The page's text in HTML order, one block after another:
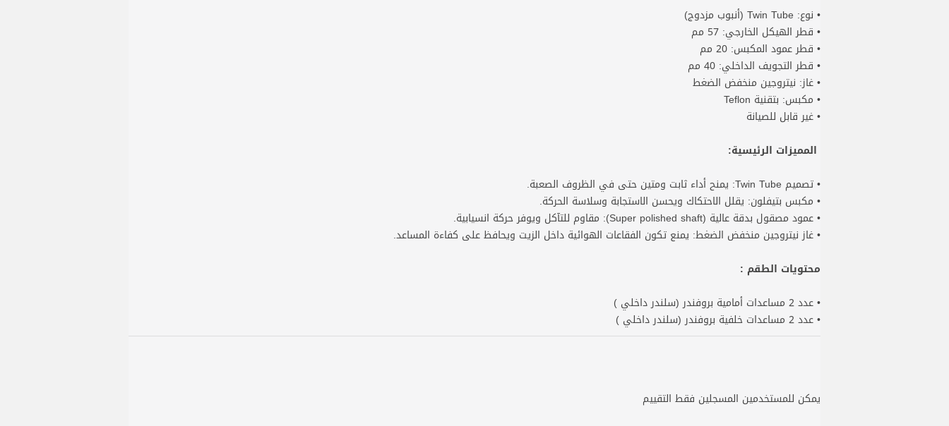
• نوع: Twin Tube (أنبوب مزدوج)
• قطر الهيكل الخارجي: 57 مم
• قطر عمود المكبس: 20 مم
• قطر التجويف الداخلي: 40 مم
• غاز: نيتروجين منخفض الضغط
• مكبس: بتقنية Teflon
• غير قابل للصيانة
المميزات الرئيسية:
• تصميم Twin Tube: يمنح أداء ثابت ومتين حتى في الظروف الصعبة.
• مكبس بتيفلون: يقلل الاحتكاك ويحسن الاستجابة وسلاسة الحركة.
• عمود مصقول بدقة عالية (Super polished shaft): مقاوم للتآكل ويوفر حركة انسيابية.
• غاز نيتروجين منخفض الضغط: يمنع تكون الفقاعات الهوائية داخل الزيت ويحافظ على كفاءة المساعد.
محتويات الطقم :
• عدد 2 مساعدات أمامية بروفندر (سلندر داخلي )
• عدد 2 مساعدات خلفية بروفندر (سلندر داخلي )
يمكن للمستخدمين المسجلين فقط التقييم